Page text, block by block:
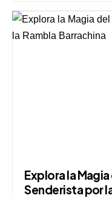
Explora la
Senderista por